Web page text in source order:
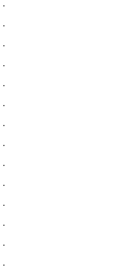
·
·
·
·
·
·
·
·
·
·
·
·
·
·